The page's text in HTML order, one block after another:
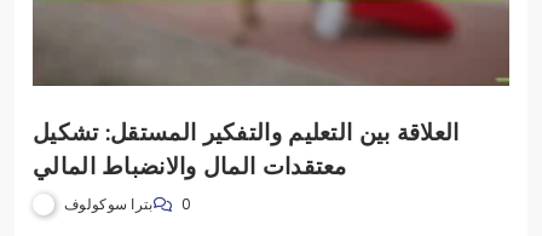
العلاقة بين التعليم والتفكير المستقل: تشكيل
معتقدات المال والانضباط المالي
بترا سوكولوف 0